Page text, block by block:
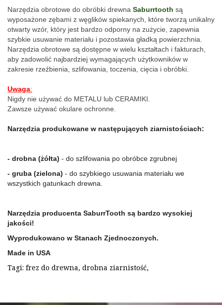
Narzędzia obrotowe do obróbki drewna Saburrtooth są
wyposażone zębami z węglików spiekanych, które tworzą unikalny
otwarty wzór, który jest bardzo odporny na zużycie, zapewnia
szybkie usuwanie materiału i pozostawia gładką powierzchnia.
Narzędzia obrotowe są dostępne w wielu kształtach i fakturach,
aby zadowolić najbardziej wymagających użytkowników w
zakresie rzeźbienia, szlifowania, toczenia, cięcia i obróbki.
Uwaga:
Nigdy nie używać do METALU lub CERAMIKI.
Zawsze używać okulare ochronne.
Narzędzia produkowane w następujących ziarnistościach:
- drobna (żółta) - do szlifowania po obróbce zgrubnej
- gruba (zielona) - do szybkiego usuwania materiału we
wszystkich gatunkach drewna.
Narzędzia producenta SaburrTooth są bardzo wysokiej
jakości!
Wyprodukowano w Stanach Zjednoczonych.
Made in USA
Tagi: frez do drewna, drobna ziarnistość,